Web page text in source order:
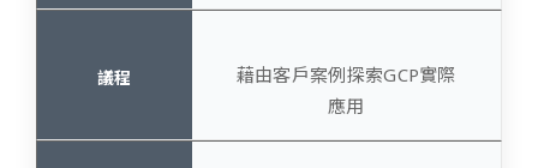
藉由客戶案例探索GCP實際
應用